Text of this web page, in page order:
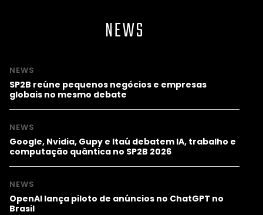
NEWS
NEWS
SP2B reúne pequenos negócios e empresas
globais no mesmo debate
NEWS
Google, Nvidia, Gupy e Itaú debatem IA, trabalho e
computação quântica no SP2B 2026
NEWS
OpenAI lança piloto de anúncios no ChatGPT no
Brasil